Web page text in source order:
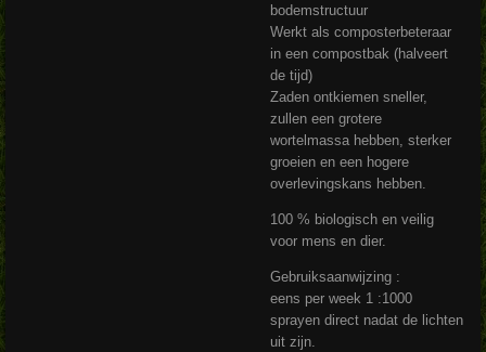
bodemstructuur
Werkt als composterbeteraar
in een compostbak (halveert
de tijd)
Zaden ontkiemen sneller,
zullen een grotere
wortelmassa hebben, sterker
groeien en een hogere
overlevingskans hebben.
100 % biologisch en veilig
voor mens en dier.
Gebruiksaanwijzing :
eens per week 1 :1000
sprayen direct nadat de lichten
uit zijn.